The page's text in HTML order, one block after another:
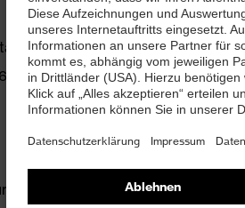
100
und 90-110
mehr Bewegungsfreiheit